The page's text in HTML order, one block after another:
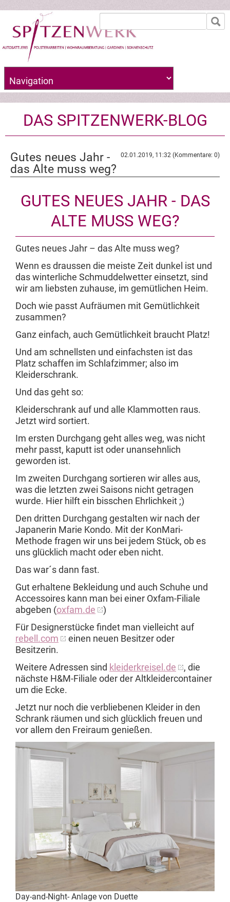
Zielseite
DAS SPITZENWERK-BLOG
02.01.2019, 11:32 (Kommentare: 0)
Gutes neues Jahr -
das Alte muss weg?
GUTES NEUES JAHR - DAS
ALTE MUSS WEG?
Gutes neues Jahr – das Alte muss weg?
Wenn es draussen die meiste Zeit dunkel ist und
das winterliche Schmuddelwetter einsetzt, sind
wir am liebsten zuhause, im gemütlichen Heim.
Doch wie passt Aufräumen mit Gemütlichkeit
zusammen?
Ganz einfach, auch Gemütlichkeit braucht Platz!
Und am schnellsten und einfachsten ist das
Platz schaffen im Schlafzimmer; also im
Kleiderschrank.
Und das geht so:
Kleiderschrank auf und alle Klammotten raus.
Jetzt wird sortiert.
Im ersten Durchgang geht alles weg, was nicht
mehr passt, kaputt ist oder unansehnlich
geworden ist.
Im zweiten Durchgang sortieren wir alles aus,
was die letzten zwei Saisons nicht getragen
wurde. Hier hilft ein bisschen Ehrlichkeit ;)
Den dritten Durchgang gestalten wir nach der
Japanerin Marie Kondo. Mit der KonMari-
Methode fragen wir uns bei jedem Stück, ob es
uns glücklich macht oder eben nicht.
Das war´s dann fast.
Gut erhaltene Bekleidung und auch Schuhe und
Accessoires kann man bei einer Oxfam-Filiale
abgeben (oxfam.de
)
Für Designerstücke findet man vielleicht auf
rebell.com
einen neuen Besitzer oder
Besitzerin.
Weitere Adressen sind kleiderkreisel.de
, die
nächste H&M-Filiale oder der Altkleidercontainer
um die Ecke.
Jetzt nur noch die verbliebenen Kleider in den
Schrank räumen und sich glücklich freuen und
vor allem den Freiraum genießen.
Day-and-Night- Anlage von Duette